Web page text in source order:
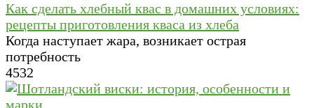
Как сделать хлебный квас в домашних условиях:
рецепты приготовления кваса из хлеба
Когда наступает жара, возникает острая
потребность
4532